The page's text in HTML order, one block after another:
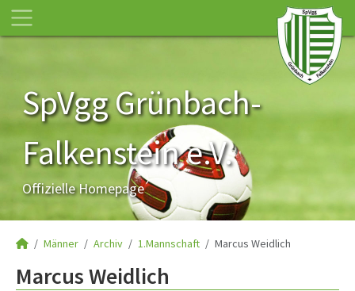
SpVgg Grünbach-
Falkenstein e.V.
Offizielle Homepage
Männer Archiv 1.Mannschaft Marcus Weidlich
Marcus Weidlich